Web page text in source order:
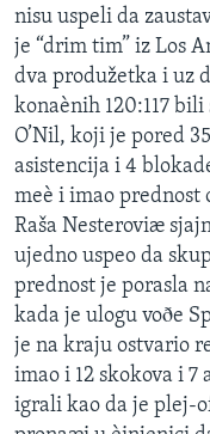
MEDICINA
KULTURA
DRUŠTVO
SPORT
INTERVJU
Jezici
nisu uspeli da
je “drim tim” iz Los
dva produžetka i uz
konaènih 120:117
O’Nil, koji je pored
asistencija i 4
meè i imao prednost
Raša Nesteroviæ
ujedno uspeo da
prednost je porasla
kada je ulogu voðe
je na kraju ostvario
imao i 12 skokova i
igrali kao da je plej-